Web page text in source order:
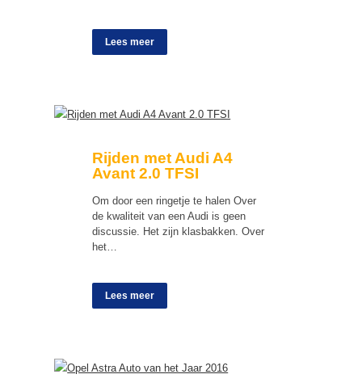
Lees meer
Rijden met Audi A4
Avant 2.0 TFSI
Om door een ringetje te halen Over
de kwaliteit van een Audi is geen
discussie. Het zijn klasbakken. Over
het…
Lees meer